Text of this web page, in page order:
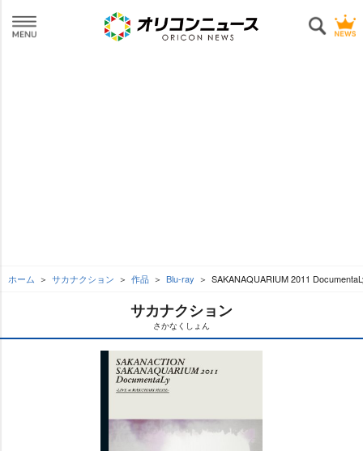
ホーム サカナクション 作品 Blu-ray SAKANAQUARIUM 2011
サカナクション
さかなくしょん